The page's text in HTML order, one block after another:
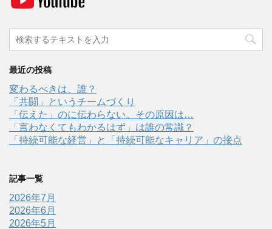
最近の投稿
変わるべきは、誰？
「共闘」というチームづくり
「伝えた」のに伝わらない。その原因は…
「言わなくてもわかるはず」は誰の常識？
「持続可能な経営」と「持続可能なキャリア」の接点
記事一覧
2026年7月
2026年6月
2026年5月